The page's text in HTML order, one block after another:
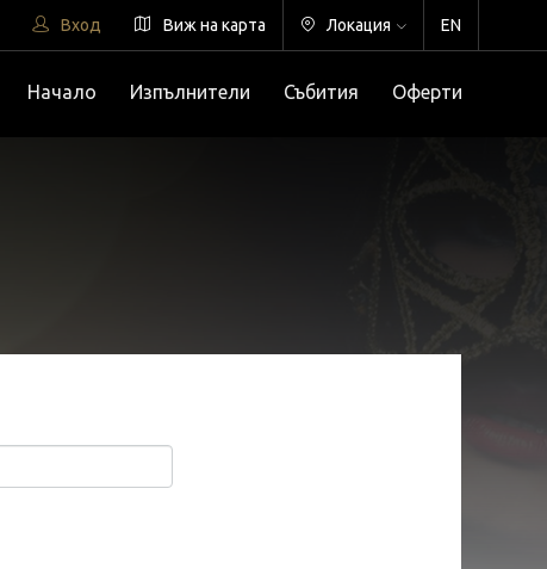
Вход Виж на карта Локация EN
Начало Изпълнители Събития Оферти